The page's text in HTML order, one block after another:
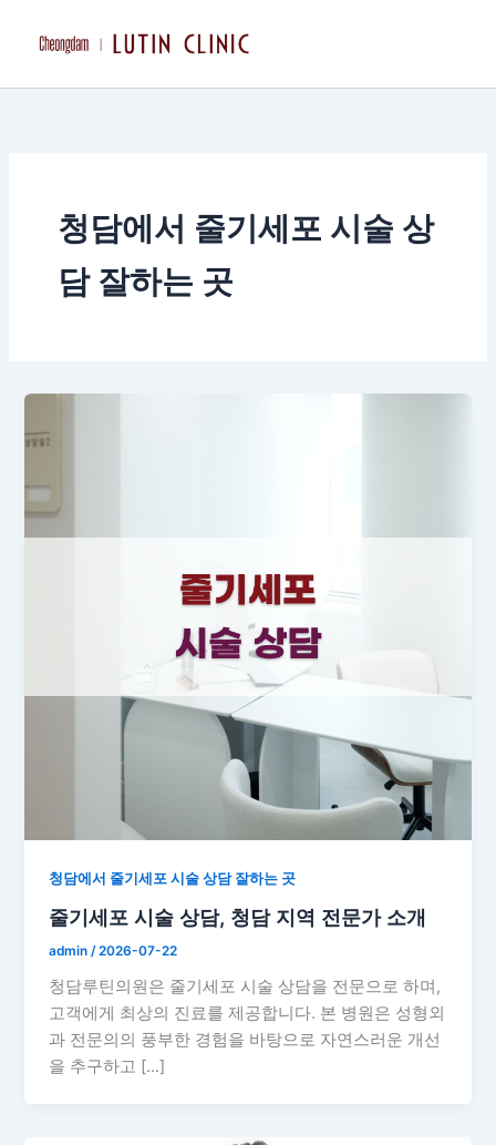
로
청담에서 줄기세포 시술 상
담 잘하는 곳
청담에서 줄기세포 시술 상담 잘하는 곳
줄기세포 시술 상담, 청담 지역 전문가 소개
admin /2026-07-22
청담루틴의원은 줄기세포 시술 상담을 전문으로 하며,
고객에게 최상의 진료를 제공합니다. 본 병원은 성형외
과 전문의의 풍부한 경험을 바탕으로 자연스러운 개선
을 추구하고 […]